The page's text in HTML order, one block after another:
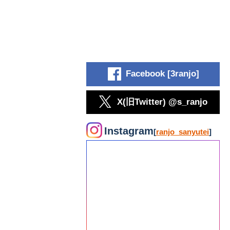
Facebook [3ranjo]
X(旧Twitter) @s_ranjo
Instagram[ranjo_sanyutei]